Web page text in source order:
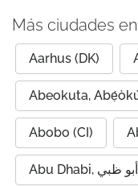
Más ciudades
Aarhus (DK)
Abeokuta,
Abobo (CI)